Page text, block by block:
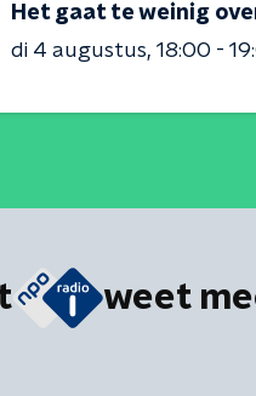
Het gaat te weinig
di 4 augustus 18:00 -
weet